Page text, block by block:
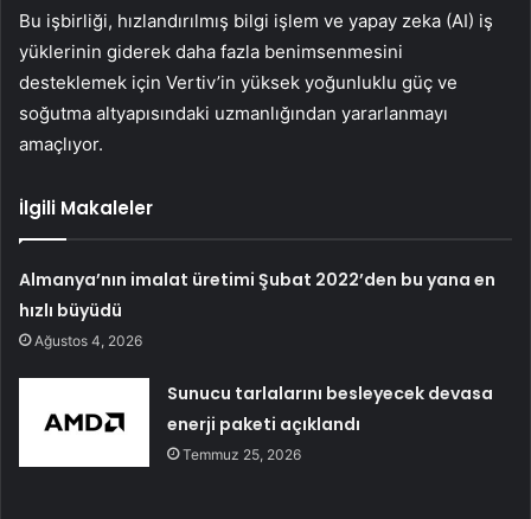
Bu işbirliği, hızlandırılmış bilgi işlem ve yapay zeka (AI) iş
yüklerinin giderek daha fazla benimsenmesini
desteklemek için Vertiv’in yüksek yoğunluklu güç ve
soğutma altyapısındaki uzmanlığından yararlanmayı
amaçlıyor.
İlgili Makaleler
Almanya’nın imalat üretimi Şubat 2022’den bu yana en
hızlı büyüdü
Ağustos 4, 2026
Sunucu tarlalarını besleyecek devasa
enerji paketi açıklandı
Temmuz 25, 2026